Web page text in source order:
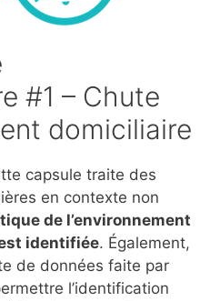
#1 – Chute
domiciliaire
capsule traite des
en contexte non
de l’environnement
identifiée. Également,
de données faite par
l’identification